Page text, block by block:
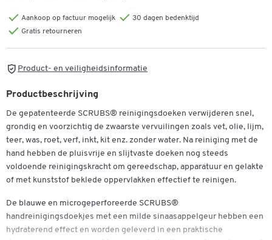
Aankoop op factuur mogelijk
30 dagen bedenktijd
Gratis retourneren
Product- en veiligheidsinformatie
Productbeschrijving
De gepatenteerde SCRUBS® reinigingsdoeken verwijderen snel,
grondig en voorzichtig de zwaarste vervuilingen zoals vet, olie, lijm,
teer, was, roet, verf, inkt, kit enz. zonder water. Na reiniging met de
hand hebben de pluisvrije en slijtvaste doeken nog steeds
voldoende reinigingskracht om gereedschap, apparatuur en gelakte
of met kunststof beklede oppervlakken effectief te reinigen.
De blauwe en microgeperforeerde SCRUBS®
handreinigingsdoekjes met een milde sinaasappelgeur hebben een
hydraterend effect en worden geleverd in een praktische